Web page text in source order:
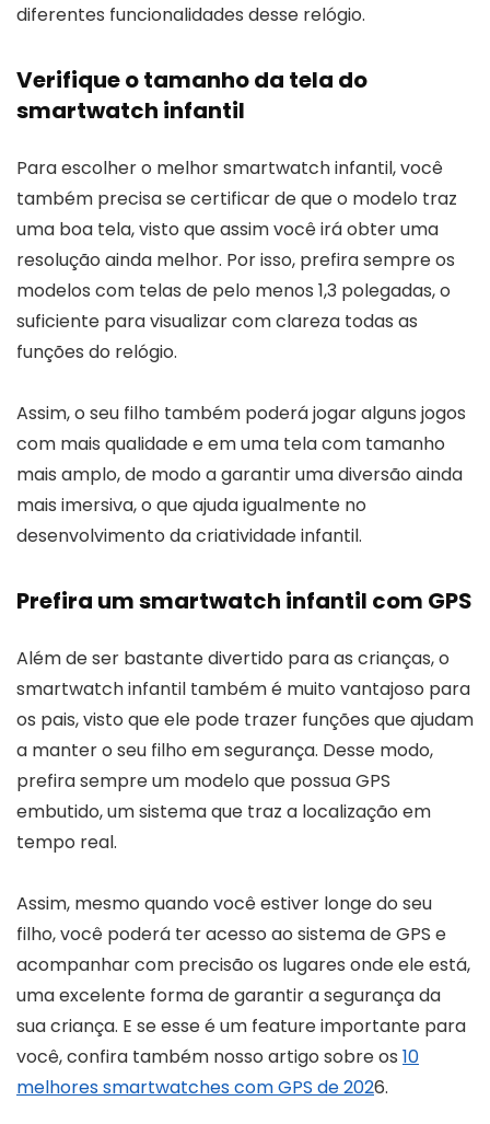
diferentes funcionalidades desse relógio.
Verifique o tamanho da tela do
smartwatch infantil
Para escolher o melhor smartwatch infantil, você
também precisa se certificar de que o modelo traz
uma boa tela, visto que assim você irá obter uma
resolução ainda melhor. Por isso, prefira sempre os
modelos com telas de pelo menos 1,3 polegadas, o
suficiente para visualizar com clareza todas as
funções do relógio.
Assim, o seu filho também poderá jogar alguns jogos
com mais qualidade e em uma tela com tamanho
mais amplo, de modo a garantir uma diversão ainda
mais imersiva, o que ajuda igualmente no
desenvolvimento da criatividade infantil.
Prefira um smartwatch infantil com GPS
Além de ser bastante divertido para as crianças, o
smartwatch infantil também é muito vantajoso para
os pais, visto que ele pode trazer funções que ajudam
a manter o seu filho em segurança. Desse modo,
prefira sempre um modelo que possua GPS
embutido, um sistema que traz a localização em
tempo real.
Assim, mesmo quando você estiver longe do seu
filho, você poderá ter acesso ao sistema de GPS e
acompanhar com precisão os lugares onde ele está,
uma excelente forma de garantir a segurança da
sua criança. E se esse é um feature importante para
você, confira também nosso artigo sobre os 10
melhores smartwatches com GPS de 2026.